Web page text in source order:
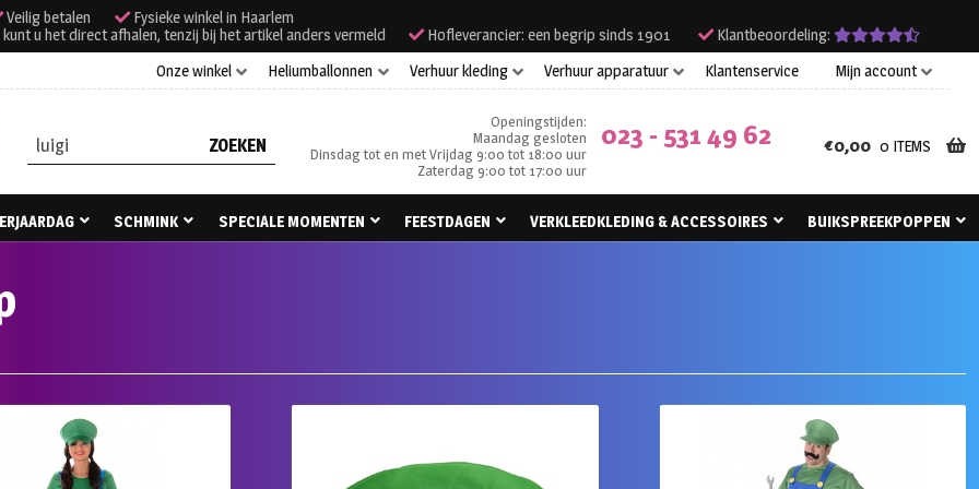
Veilig betalen
Fysieke winkel in Haarlem
u het direct afhalen, tenzij bij het artikel anders vermeld
Hofleverancier: een begrip sinds 1901
Klantbeoordeling:
Onze winkel
Heliumballonnen Verhuur kleding Verhuur apparatuur Klantenservice Mijn account
Zoeken
naar:
Openingstijden:
Maandag gesloten
Dinsdag tot en met Vrijdag 9:00 tot 18:00 uur
Zaterdag 9:00 tot 17:00 uur
023 - 531 49 62 €0,00 0 ITEMS
SCHMINK SPECIALE MOMENTEN FEESTDAGEN VERKLEEDKLEDING & ACCESSOIRES
BUIKSPREEKPOPPEN